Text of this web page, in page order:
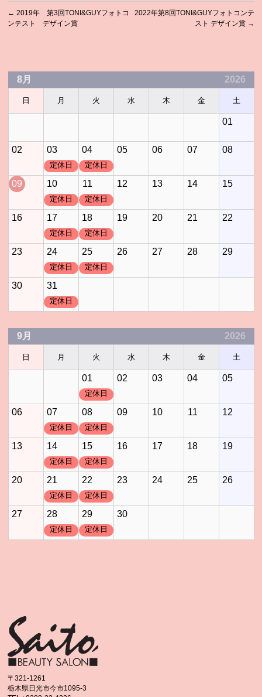
← 2019年 第3回TONI&GUYフォトコ
ンテスト デザイン賞
2022年第8回TONI&GUYフォトコンテ
スト デザイン賞 →
8月 2026
日 月 火 水 木 金 土
01
02 03
定休日
04
定休日
05 06 07 08
09 10
定休日
11
定休日
12 13 14 15
16 17
定休日
18
定休日
19 20 21 22
23 24
定休日
25
定休日
26 27 28 29
30 31
定休日
9月 2026
日 月 火 水 木 金 土
01
定休日
02 03 04 05
06 07
定休日
08
定休日
09 10 11 12
13 14
定休日
15
定休日
16 17 18 19
20 21
定休日
22
定休日
23 24 25 26
27 28
定休日
29
定休日
30
〒321-1261
栃木県日光市今市1095-3